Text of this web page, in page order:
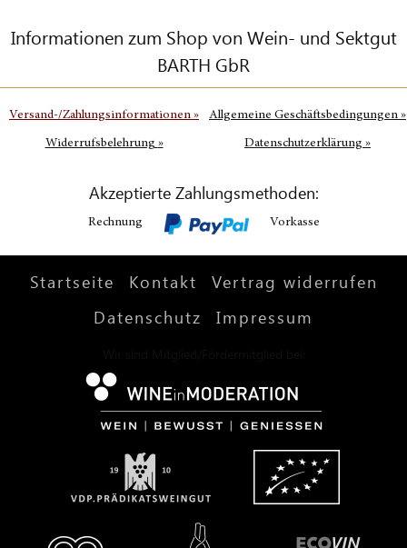
Informationen zum Shop von Wein- und Sektgut
BARTH GbR
Versand-/Zahlungsinformationen » Allgemeine Geschäftsbedingungen »
Widerrufsbelehrung » Datenschutzerklärung »
Akzeptierte Zahlungsmethoden:
Rechnung Vorkasse
Startseite Kontakt
Vertrag widerrufen
Datenschutz
Impressum